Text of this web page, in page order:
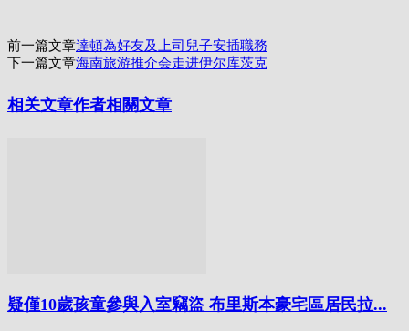
前一篇文章達頓為好友及上司兒子安插職務
下一篇文章海南旅游推介会走进伊尔库茨克
相关文章作者相關文章
疑僅10歲孩童參與入室竊盜 布里斯本豪宅區居民拉...